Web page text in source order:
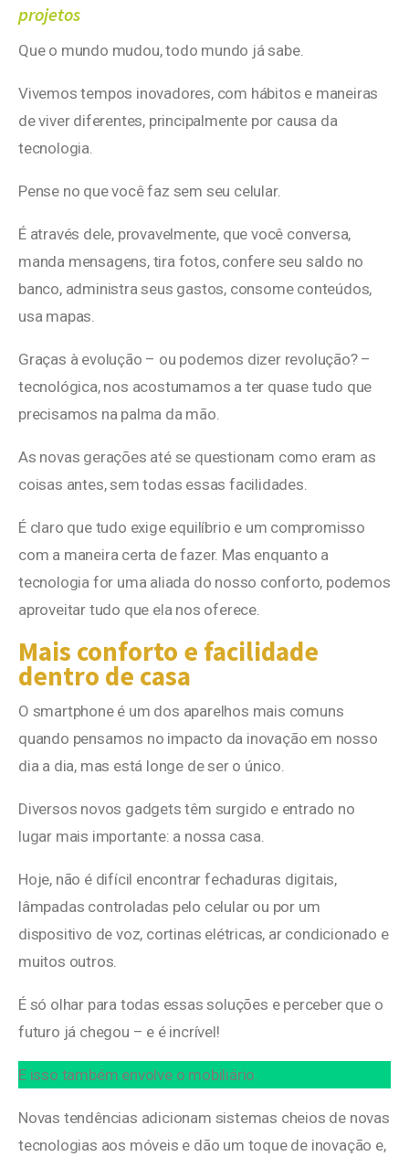
projetos
Que o mundo mudou, todo mundo já sabe.
Vivemos tempos inovadores, com hábitos e maneiras
de viver diferentes, principalmente por causa da
tecnologia.
Pense no que você faz sem seu celular.
É através dele, provavelmente, que você conversa,
manda mensagens, tira fotos, confere seu saldo no
banco, administra seus gastos, consome conteúdos,
usa mapas.
Graças à evolução – ou podemos dizer revolução? –
tecnológica, nos acostumamos a ter quase tudo que
precisamos na palma da mão.
As novas gerações até se questionam como eram as
coisas antes, sem todas essas facilidades.
É claro que tudo exige equilíbrio e um compromisso
com a maneira certa de fazer. Mas enquanto a
tecnologia for uma aliada do nosso conforto, podemos
aproveitar tudo que ela nos oferece.
Mais conforto e facilidade
dentro de casa
O smartphone é um dos aparelhos mais comuns
quando pensamos no impacto da inovação em nosso
dia a dia, mas está longe de ser o único.
Diversos novos gadgets têm surgido e entrado no
lugar mais importante: a nossa casa.
Hoje, não é difícil encontrar fechaduras digitais,
lâmpadas controladas pelo celular ou por um
dispositivo de voz, cortinas elétricas, ar condicionado e
muitos outros.
É só olhar para todas essas soluções e perceber que o
futuro já chegou – e é incrível!
E isso também envolve o mobiliário.
Novas tendências adicionam sistemas cheios de novas
tecnologias aos móveis e dão um toque de inovação e,